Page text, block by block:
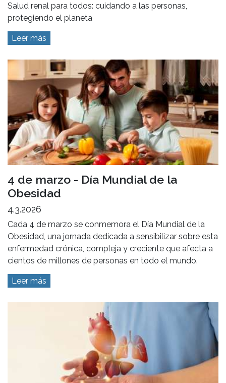
Salud renal para todos: cuidando a las personas,
protegiendo el planeta
Leer más
4 de marzo - Día Mundial de la
Obesidad
4.3.2026
Cada 4 de marzo se conmemora el Día Mundial de la
Obesidad, una jornada dedicada a sensibilizar sobre esta
enfermedad crónica, compleja y creciente que afecta a
cientos de millones de personas en todo el mundo.
Leer más